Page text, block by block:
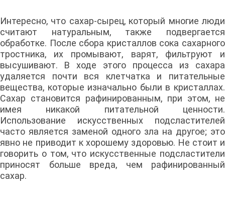
Интересно, что сахар-сырец, который многие люди
считают натуральным, также подвергается
обработке. После сбора кристаллов сока сахарного
тростника, их промывают, варят, фильтруют и
высушивают. В ходе этого процесса из сахара
удаляется почти вся клетчатка и питательные
вещества, которые изначально были в кристаллах.
Сахар становится рафинированным, при этом, не
имея никакой питательной ценности.
Использование искусственных подсластителей
часто является заменой одного зла на другое; это
явно не приводит к хорошему здоровью. Не стоит и
говорить о том, что искусственные подсластители
приносят больше вреда, чем рафинированный
сахар.